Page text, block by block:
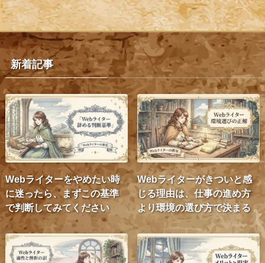
新着記事
Webライターをやめたい時
に迷ったら、まずこの基準
で判断してみてください
Webライターがきついと感
じる理由は、仕事の進め方
より環境の選び方で決まる